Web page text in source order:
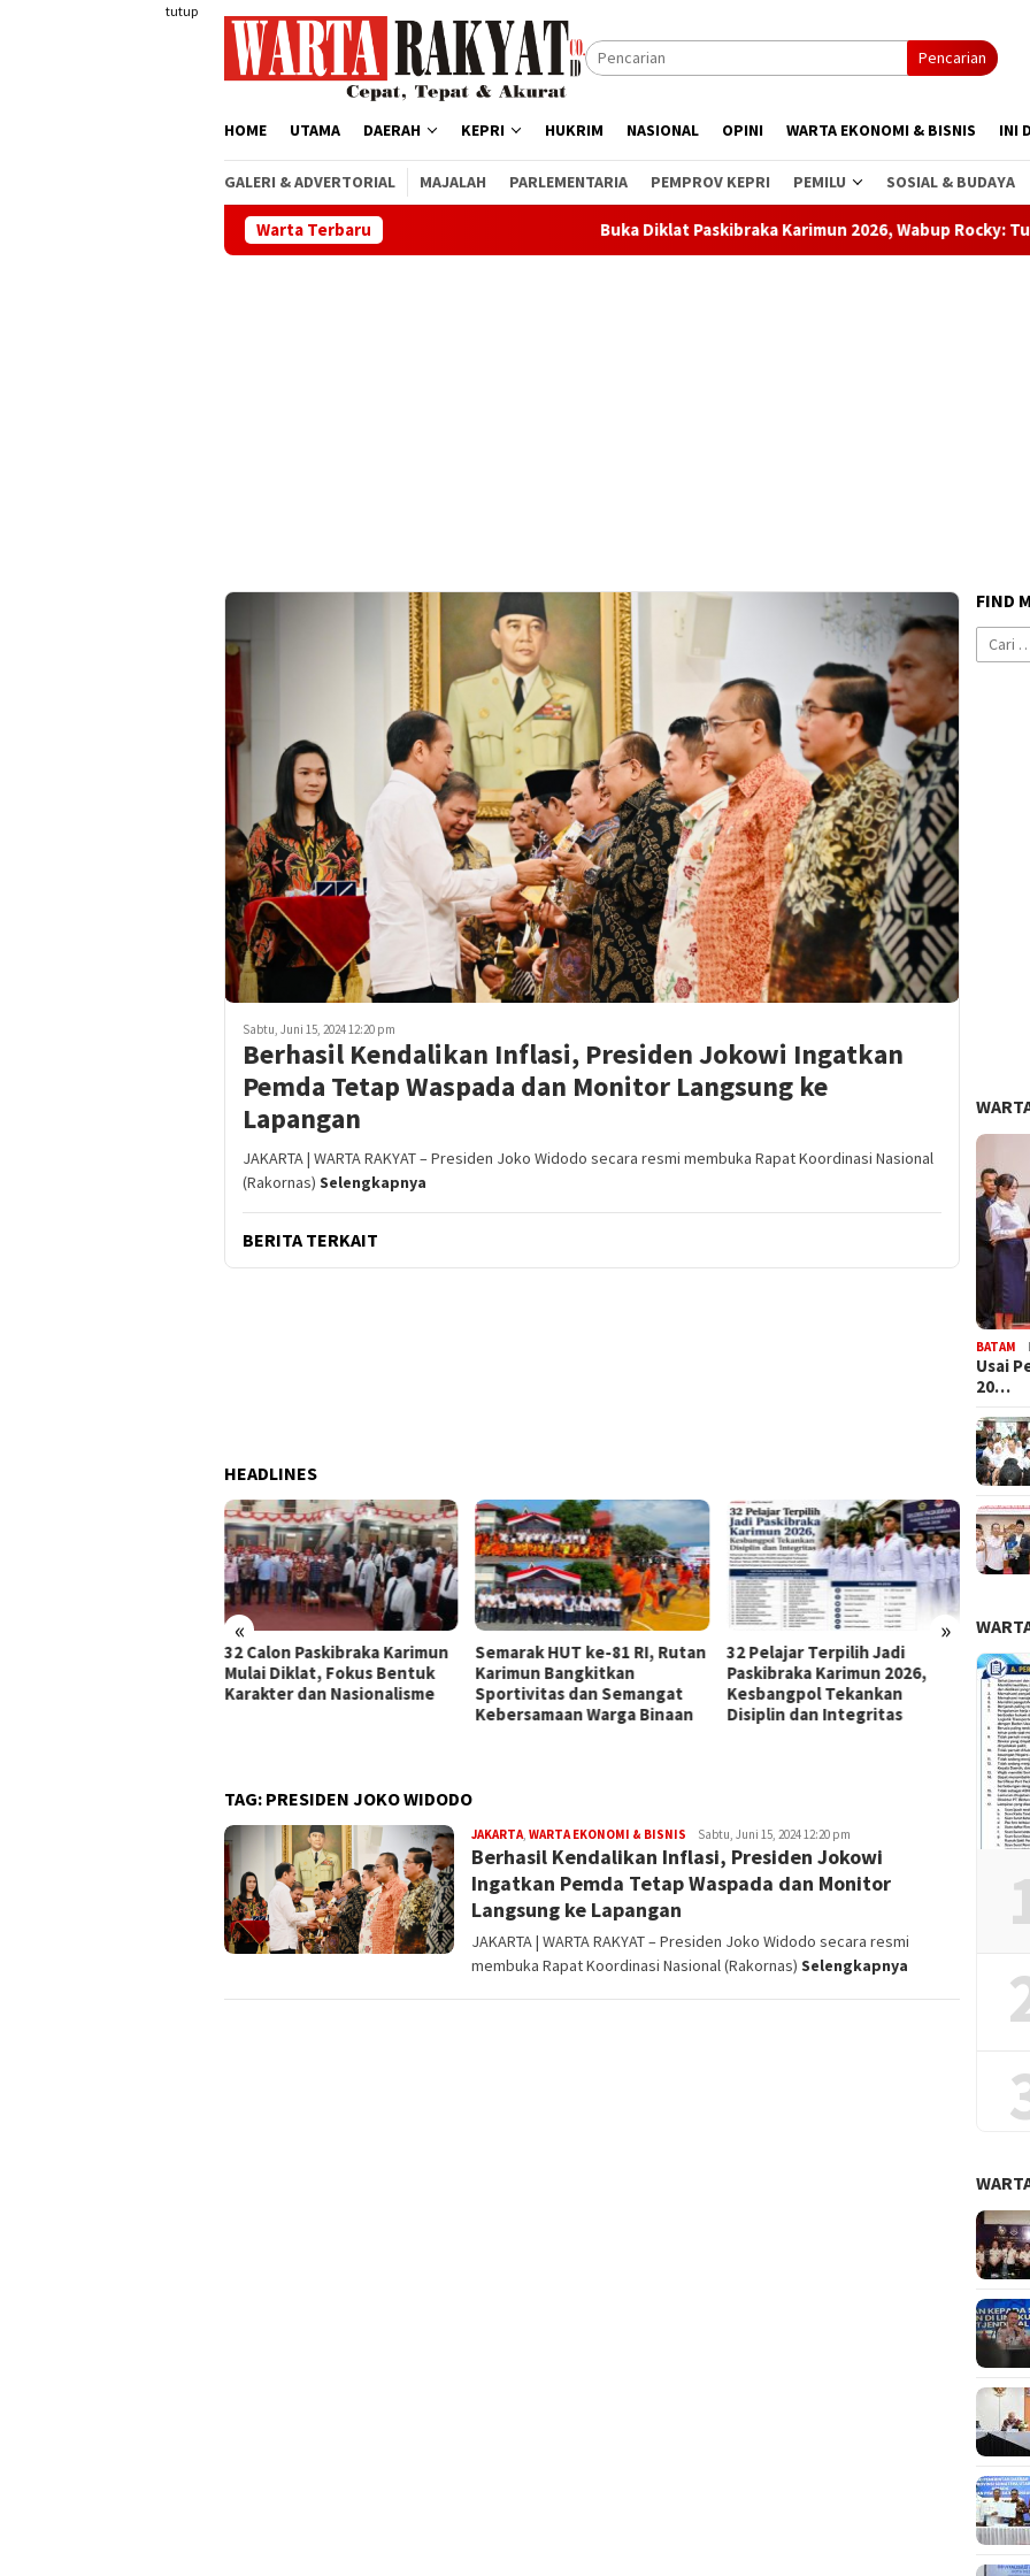
tutup
Pencarian
HOME UTAMA DAERAH KEPRI HUKRIM NASIONAL OPINI WARTA EKONOMI & BISNIS INI
GALERI & ADVERTORIAL MAJALAH PARLEMENTARIA PEMPROV KEPRI PEMILU SOSIAL & BUDAYA
Warta Terbaru Buka Diklat Paskibraka Karimun 2026, Wabup Rocky: Tugas Ini Bukan
Sabtu, Juni 15, 2024 12:20 pm
Berhasil Kendalikan Inflasi, Presiden Jokowi Ingatkan
Pemda Tetap Waspada dan Monitor Langsung ke
Lapangan
JAKARTA | WARTA RAKYAT – Presiden Joko Widodo secara resmi membuka Rapat Koordinasi Nasional
(Rakornas) Selengkapnya
BERITA TERKAIT
HEADLINES
« »
32 Calon Paskibraka Karimun
Mulai Diklat, Fokus Bentuk
Karakter dan Nasionalisme
Semarak HUT ke-81 RI, Rutan
Karimun Bangkitkan
Sportivitas dan Semangat
Kebersamaan Warga Binaan
32 Pelajar Terpilih Jadi
Paskibraka Karimun 2026,
Kesbangpol Tekankan
Disiplin dan Integritas
TAG: PRESIDEN JOKO WIDODO
JAKARTA, WARTA EKONOMI & BISNIS Redaksi
Sabtu, Juni 15, 2024 12:20 pm
Berhasil Kendalikan Inflasi, Presiden Jokowi
Ingatkan Pemda Tetap Waspada dan Monitor
Langsung ke Lapangan
JAKARTA | WARTA RAKYAT – Presiden Joko Widodo secara resmi
membuka Rapat Koordinasi Nasional (Rakornas) Selengkapnya
FIND
Cari
untuk:
BATAM
Usai
20…